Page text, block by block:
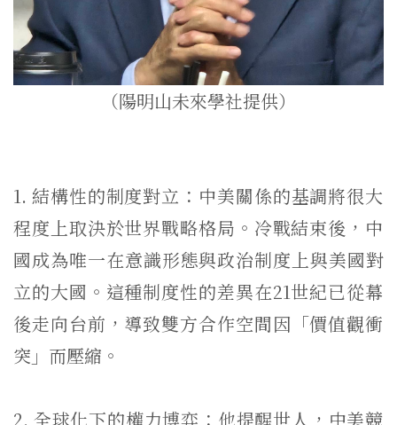
（陽明山未來學社提供）
1. 結構性的制度對立： 中美關係的基調將很大
程度上取決於世界戰略格局。冷戰結束後， 中
國成為唯一在意識形態與政治制度上與美國對
立的大國。 這種制度性的差異在21世紀已從幕
後走向台前， 導致雙方合作空間因「價值觀衝
突」而壓縮。
2. 全球化下的權力博弈：他提醒世人， 中美競